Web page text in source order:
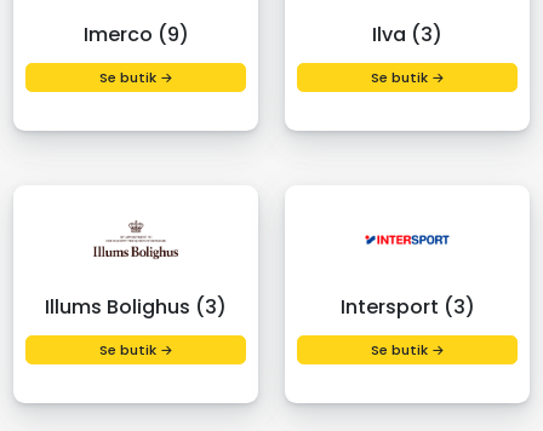
Imerco (9)
Se butik →
Ilva (3)
Se butik →
Illums Bolighus (3)
Se butik →
Intersport (3)
Se butik →